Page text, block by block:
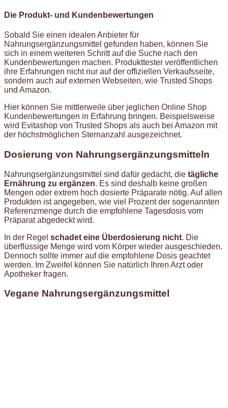
Die Produkt- und Kundenbewertungen
Sobald Sie einen idealen Anbieter für
Nahrungsergänzungsmittel gefunden haben, können Sie
sich in einem weiteren Schritt auf die Suche nach den
Kundenbewertungen machen. Produkttester veröffentlichen
ihre Erfahrungen nicht nur auf der offiziellen Verkaufsseite,
sondern auch auf externen Webseiten, wie Trusted Shops
und Amazon.
Hier können Sie mittlerweile über jeglichen Online Shop
Kundenbewertungen in Erfahrung bringen. Beispielsweise
wird Evitashop von Trusted Shops als auch bei Amazon mit
der höchstmöglichen Sternanzahl ausgezeichnet.
Dosierung von Nahrungsergänzungsmitteln
Nahrungsergänzungsmittel sind dafür gedacht, die tägliche
Ernährung zu ergänzen. Es sind deshalb keine großen
Mengen oder extrem hoch dosierte Präparate nötig. Auf allen
Produkten ist angegeben, wie viel Prozent der sogenannten
Referenzmenge durch die empfohlene Tagesdosis vom
Präparat abgedeckt wird.
In der Regel schadet eine Überdosierung nicht. Die
überflüssige Menge wird vom Körper wieder ausgeschieden.
Dennoch sollte immer auf die empfohlene Dosis geachtet
werden. Im Zweifel können Sie natürlich Ihren Arzt oder
Apotheker fragen.
Vegane Nahrungsergänzungsmittel